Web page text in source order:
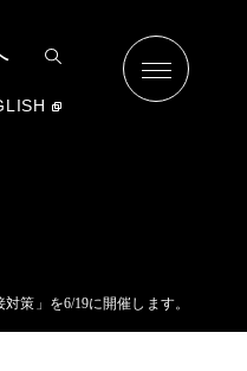
策」を6/19に開催します。